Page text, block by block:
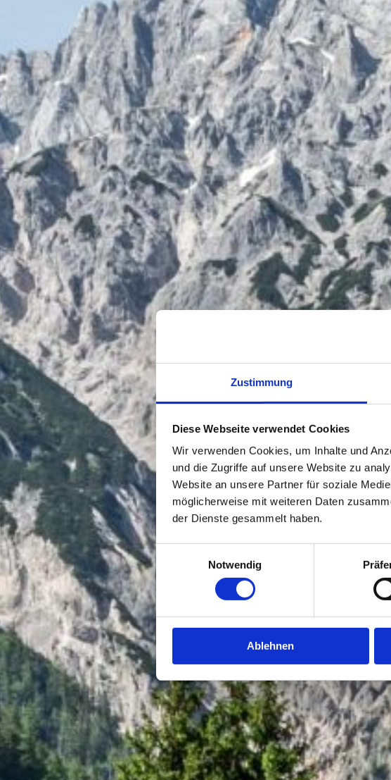
Zustimmung
Diese Webseite verwendet Cookies
Wir verwenden Cookies, um Inhalte und
und die Zugriffe auf unsere Website zu
Website an unsere Partner für soziale
möglicherweise mit weiteren Daten
der Dienste gesammelt haben.
Einwilligungsauswahl
Notwendig
Ablehnen